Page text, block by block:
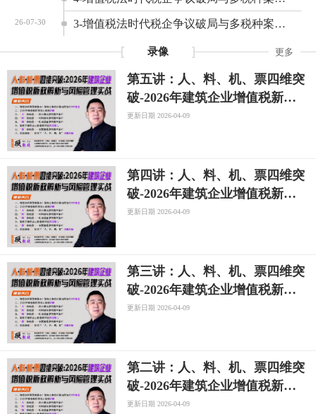
26-07-30 3-增值税法时代税企争议破局与多税种案例实战研修营
录像 更多
第五讲：人、料、机、票四维突
破-2026年建筑企业增值税新政
解析与风险管理实战专题
更新日期 2026-04-09
第四讲：人、料、机、票四维突
破-2026年建筑企业增值税新政
解析与风险管理实战专题
更新日期 2026-04-09
第三讲：人、料、机、票四维突
破-2026年建筑企业增值税新政
解析与风险管理实战专题
更新日期 2026-04-09
第二讲：人、料、机、票四维突
破-2026年建筑企业增值税新政
解析与风险管理实战专题
更新日期 2026-04-09